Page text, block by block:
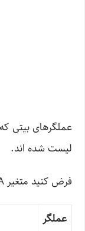
لیست شده اند.
فرض کنید متغیر A برابر 60 و متغیر B برابر 13 باشد، آنگاه:
عملگر